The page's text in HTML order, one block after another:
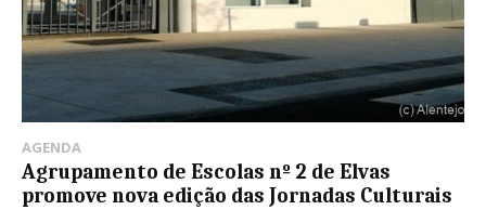
AGENDA
Agrupamento de Escolas nº 2 de Elvas
promove nova edição das Jornadas Culturais